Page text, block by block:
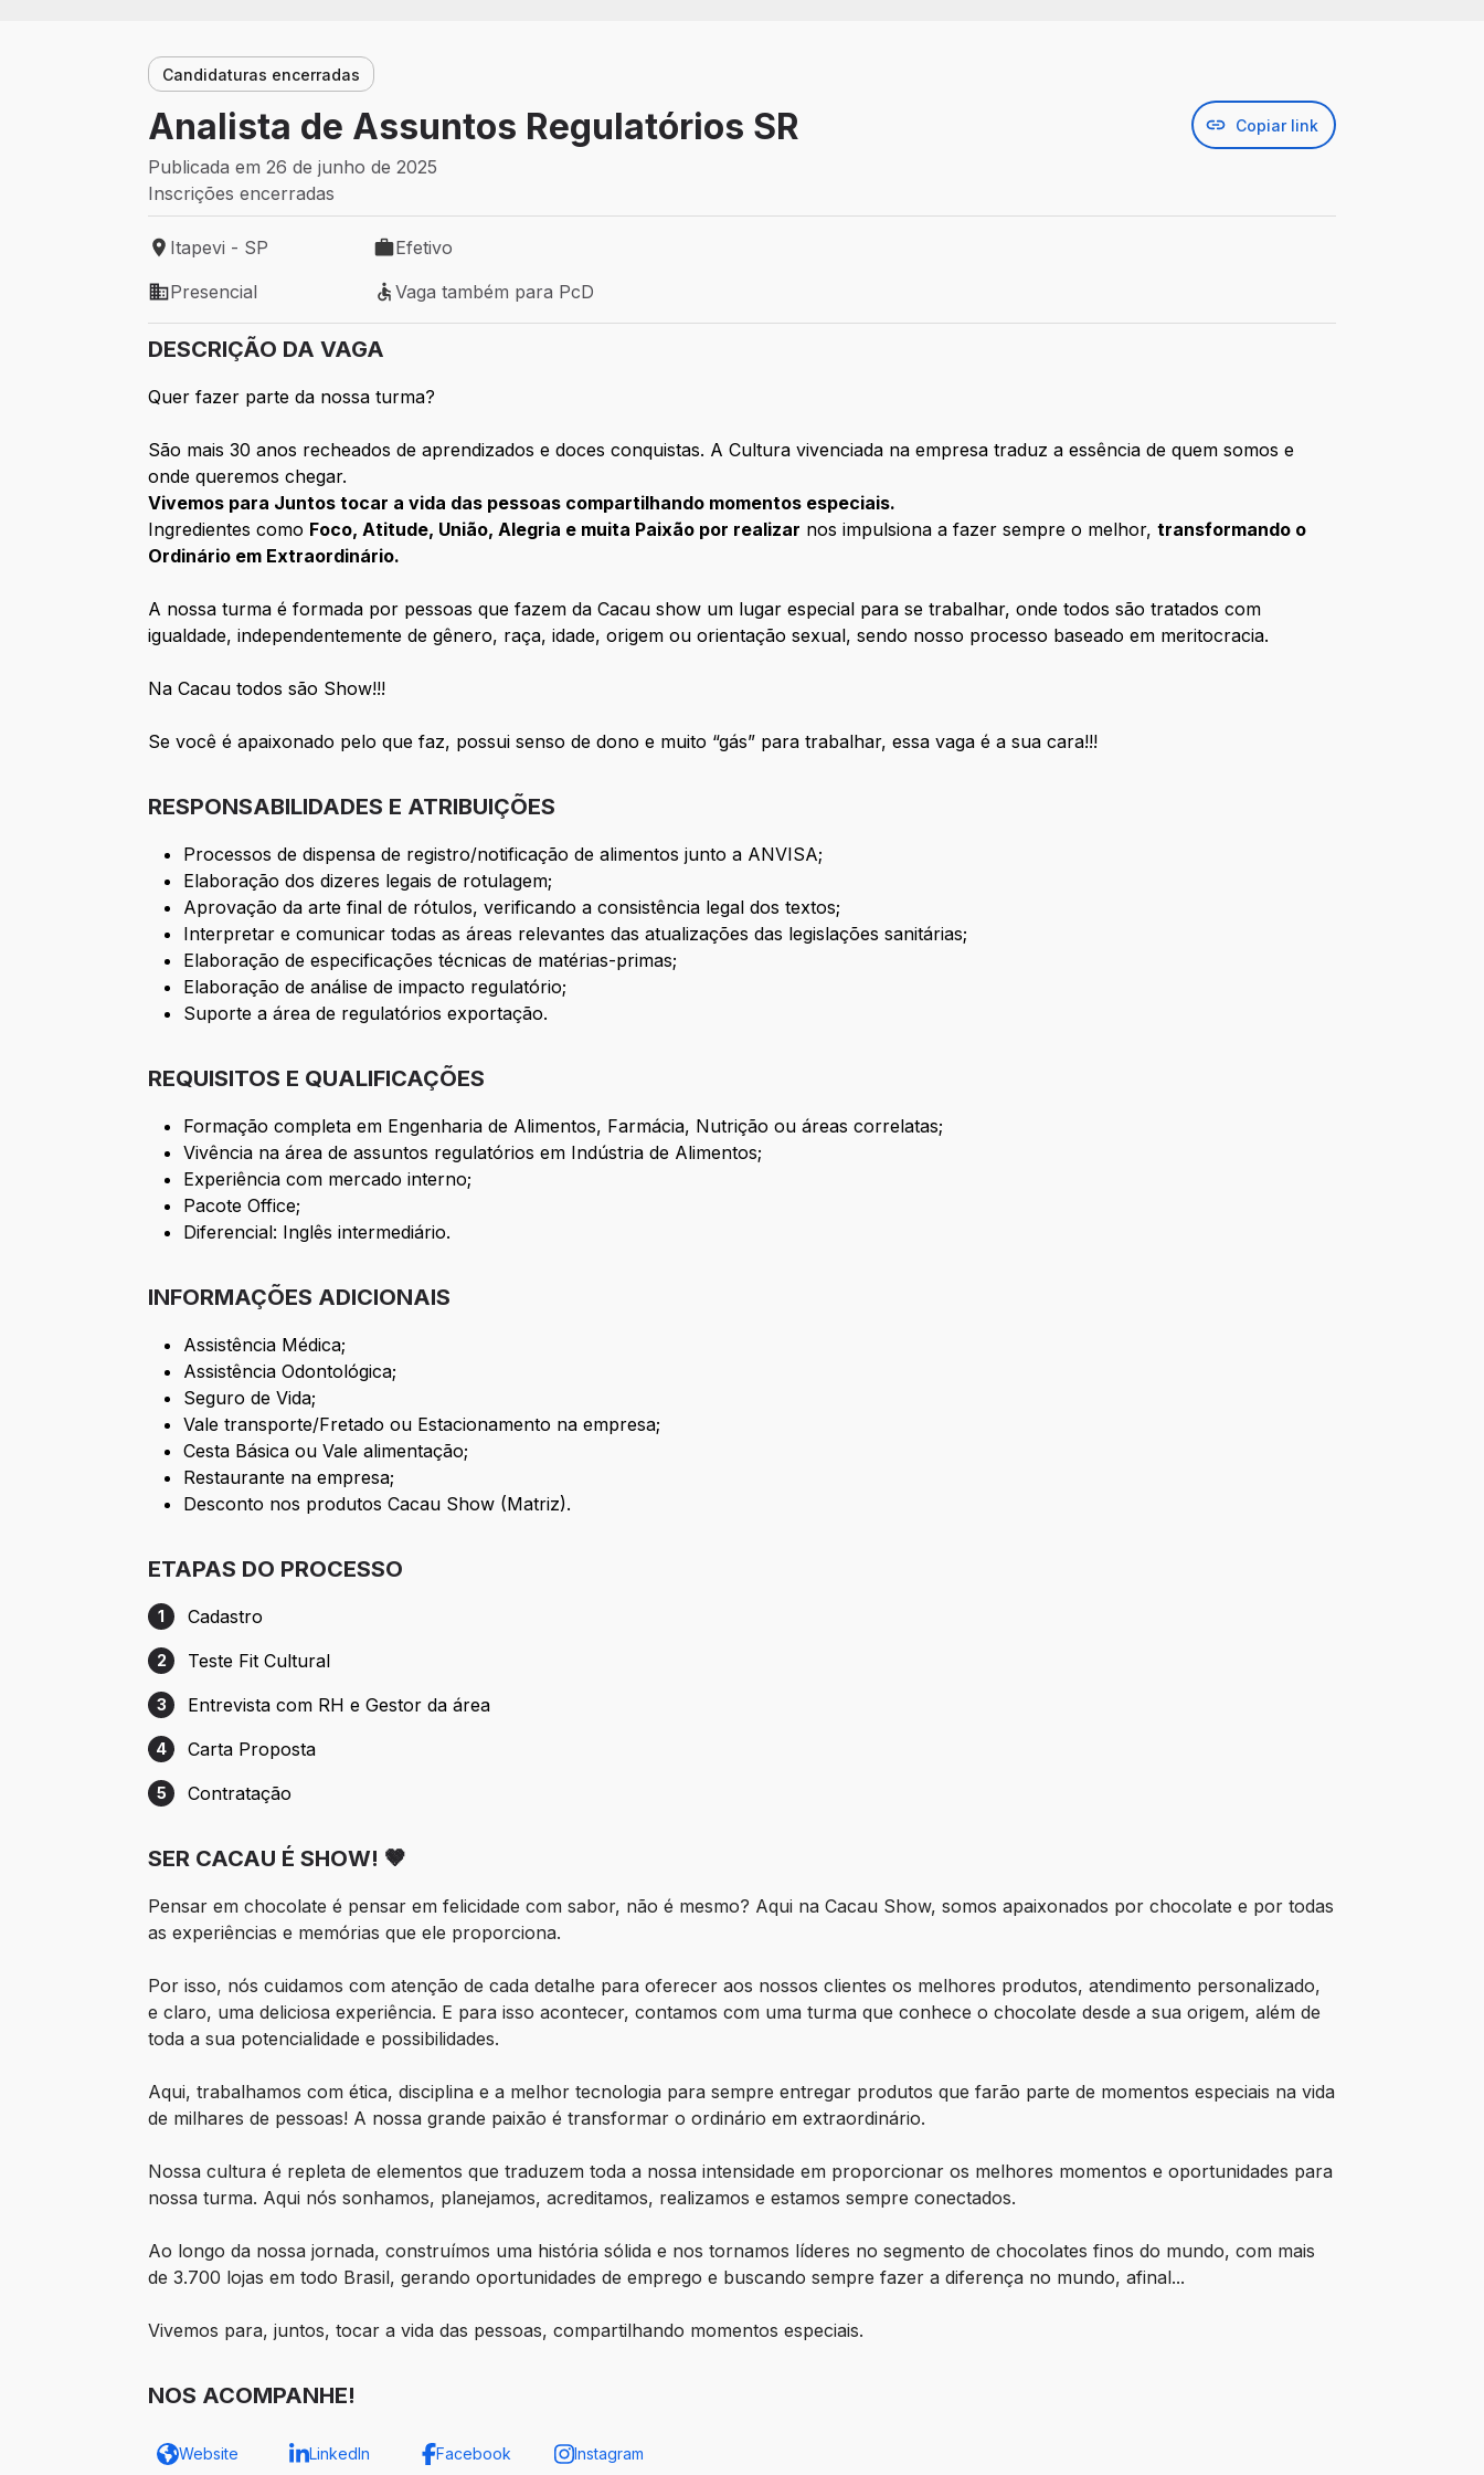
Candidaturas encerradas
Analista de Assuntos Regulatórios SR Copiar link
Publicada em 26 de junho de 2025
Inscrições encerradas
Local de trabalho: Itapevi - SP
Itapevi - SP
Tipo de vaga: Efetivo
Efetivo
Modelo de trabalho: Presencial
Presencial
Vaga também para PcD
Vaga também para PcD
DESCRIÇÃO DA VAGA
Quer fazer parte da nossa turma?
São mais 30 anos recheados de aprendizados e doces conquistas. A Cultura vivenciada na empresa traduz a essência de quem somos e
onde queremos chegar.
Vivemos para Juntos tocar a vida das pessoas compartilhando momentos especiais.
Ingredientes como Foco, Atitude, União, Alegria e muita Paixão por realizar nos impulsiona a fazer sempre o melhor,transformando o
Ordinário em Extraordinário.
A nossa turma é formada por pessoas que fazem da Cacau show um lugar especial para se trabalhar, onde todos são tratados com
igualdade, independentemente de gênero, raça, idade, origem ou orientação sexual, sendo nosso processo baseado em meritocracia.
Na Cacau todos são Show!!!
Se você é apaixonado pelo que faz, possui senso de dono e muito “gás” para trabalhar, essa vaga é a sua cara!!!
RESPONSABILIDADES E ATRIBUIÇÕES
Processos de dispensa de registro/notificação de alimentos junto a ANVISA;
Elaboração dos dizeres legais de rotulagem;
Aprovação da arte final de rótulos, verificando a consistência legal dos textos;
Interpretar e comunicar todas as áreas relevantes das atualizações das legislações sanitárias;
Elaboração de especificações técnicas de matérias-primas;
Elaboração de análise de impacto regulatório;
Suporte a área de regulatórios exportação.
REQUISITOS E QUALIFICAÇÕES
Formação completa em Engenharia de Alimentos, Farmácia, Nutrição ou áreas correlatas;
Vivência na área de assuntos regulatórios em Indústria de Alimentos;
Experiência com mercado interno;
Pacote Office;
Diferencial: Inglês intermediário.
INFORMAÇÕES ADICIONAIS
Assistência Médica;
Assistência Odontológica;
Seguro de Vida;
Vale transporte/Fretado ou Estacionamento na empresa;
Cesta Básica ou Vale alimentação;
Restaurante na empresa;
Desconto nos produtos Cacau Show (Matriz).
ETAPAS DO PROCESSO
Etapa 1: Cadastro
1 Cadastro
Etapa 2: Teste Fit Cultural
2 Teste Fit Cultural
Etapa 3: Entrevista com RH e Gestor da área
3 Entrevista com RH e Gestor da área
Etapa 4: Carta Proposta
4 Carta Proposta
Etapa 5: Contratação
5 Contratação
SER CACAU É SHOW! 🤎
Pensar em chocolate é pensar em felicidade com sabor, não é mesmo? Aqui na Cacau Show, somos apaixonados por chocolate e por todas
as experiências e memórias que ele proporciona.
Por isso, nós cuidamos com atenção de cada detalhe para oferecer aos nossos clientes os melhores produtos, atendimento personalizado,
e claro, uma deliciosa experiência. E para isso acontecer, contamos com uma turma que conhece o chocolate desde a sua origem, além de
toda a sua potencialidade e possibilidades.
Aqui, trabalhamos com ética, disciplina e a melhor tecnologia para sempre entregar produtos que farão parte de momentos especiais na vida
de milhares de pessoas! A nossa grande paixão é transformar o ordinário em extraordinário.
Nossa cultura é repleta de elementos que traduzem toda a nossa intensidade em proporcionar os melhores momentos e oportunidades para
nossa turma. Aqui nós sonhamos, planejamos, acreditamos, realizamos e estamos sempre conectados.
Ao longo da nossa jornada, construímos uma história sólida e nos tornamos líderes no segmento de chocolates finos do mundo, com mais
de 3.700 lojas em todo Brasil, gerando oportunidades de emprego e buscando sempre fazer a diferença no mundo, afinal...
Vivemos para, juntos, tocar a vida das pessoas, compartilhando momentos especiais.
NOS ACOMPANHE!
Website LinkedIn Facebook Instagram